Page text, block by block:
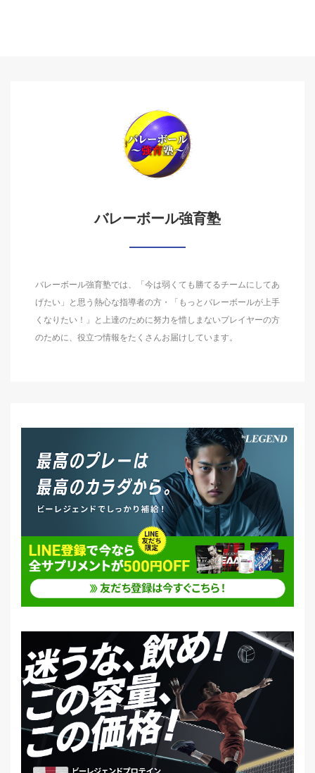
バレーボール強育塾
バレーボール強育塾では、「今は弱くても勝てるチームにしてあ
げたい」と思う熱心な指導者の方・「もっとバレーボールが上手
くなりたい！」と上達のために努力を惜しまないプレイヤーの方
のために、役立つ情報をたくさんお届けしています。